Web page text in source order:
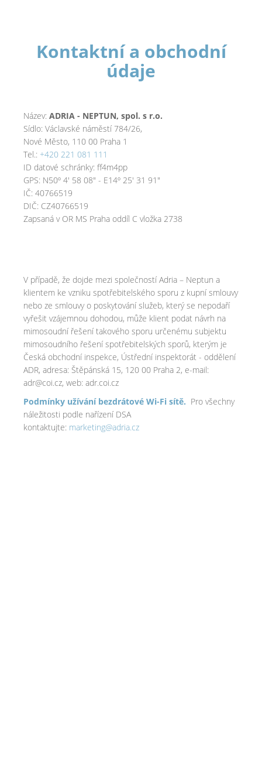
Kontaktní a obchodní
údaje
Název: ADRIA - NEPTUN, spol. s r.o.
Sídlo: Václavské náměstí 784/26,
Nové Město, 110 00 Praha 1
Tel.: +420 221 081 111
ID datové schránky: ff4m4pp
GPS: N50º 4' 58 08" - E14º 25' 31 91"
IČ: 40766519
DIČ: CZ40766519
Zapsaná v OR MS Praha oddíl C vložka 2738
V případě, že dojde mezi společností Adria – Neptun a
klientem ke vzniku spotřebitelského sporu z kupní smlouvy
nebo ze smlouvy o poskytování služeb, který se nepodaří
vyřešit vzájemnou dohodou, může klient podat návrh na
mimosoudní řešení takového sporu určenému subjektu
mimosoudního řešení spotřebitelských sporů, kterým je
Česká obchodní inspekce, Ústřední inspektorát - oddělení
ADR, adresa: Štěpánská 15, 120 00 Praha 2, e-mail:
adr@coi.cz, web: adr.coi.cz
Podmínky užívání bezdrátové Wi-Fi sítě. Pro všechny
náležitosti podle nařízení DSA
kontaktujte: marketing@adria.cz